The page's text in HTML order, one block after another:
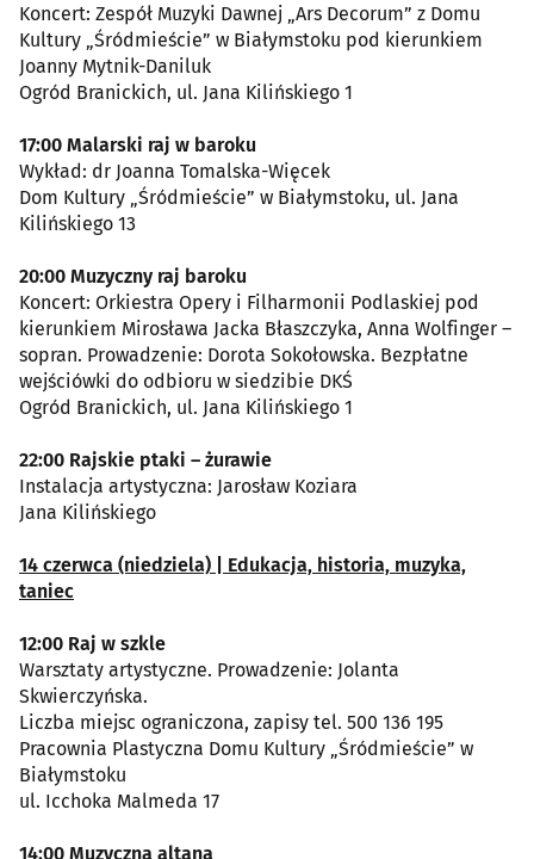
Koncert: Zespół Muzyki Dawnej „Ars Decorum” z Domu
Kultury „Śródmieście” w Białymstoku pod kierunkiem
Joanny Mytnik-Daniluk
Ogród Branickich, ul. Jana Kilińskiego 1
17:00 Malarski raj w baroku
Wykład: dr Joanna Tomalska-Więcek
Dom Kultury „Śródmieście” w Białymstoku, ul. Jana
Kilińskiego 13
20:00 Muzyczny raj baroku
Koncert: Orkiestra Opery i Filharmonii Podlaskiej pod
kierunkiem Mirosława Jacka Błaszczyka, Anna Wolfinger –
sopran. Prowadzenie: Dorota Sokołowska. Bezpłatne
wejściówki do odbioru w siedzibie DKŚ
Ogród Branickich, ul. Jana Kilińskiego 1
22:00 Rajskie ptaki – żurawie
Instalacja artystyczna: Jarosław Koziara
Jana Kilińskiego
14 czerwca (niedziela) | Edukacja, historia, muzyka,
taniec
12:00 Raj w szkle
Warsztaty artystyczne. Prowadzenie: Jolanta
Skwierczyńska.
Liczba miejsc ograniczona, zapisy tel. 500 136 195
Pracownia Plastyczna Domu Kultury „Śródmieście” w
Białymstoku
ul. Icchoka Malmeda 17
14:00 Muzyczna altana